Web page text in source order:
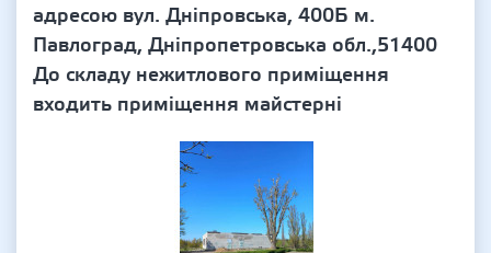
адресою вул. Дніпровська, 400Б м.
Павлоград, Дніпропетровська обл.,51400
До складу нежитлового приміщення
входить приміщення майстерні